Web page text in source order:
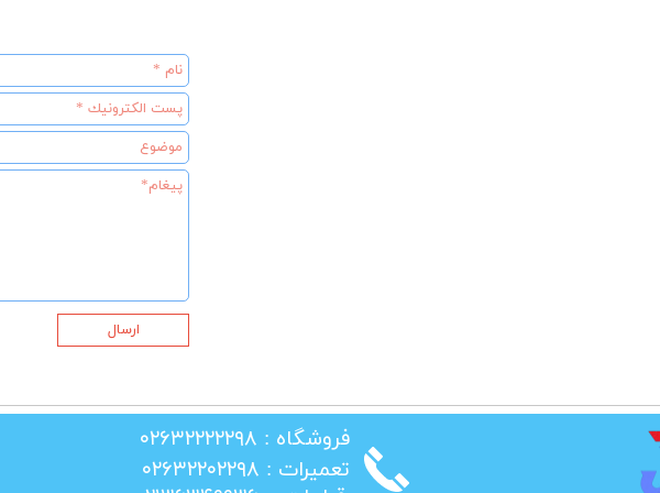
ارسال
​فروشگاه : ۰۲۶۳۲۲۲۲۲۹۸
​تعمیرات : ۰۲۶۳۲۲۰۲۲۹۸